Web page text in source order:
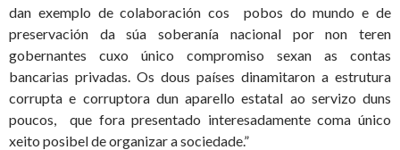
dan exemplo de colaboración cos pobos do mundo e de
preservación da súa soberanía nacional por non teren
gobernantes cuxo único compromiso sexan as contas
bancarias privadas. Os dous países dinamitaron a estrutura
corrupta e corruptora dun aparello estatal ao servizo duns
poucos, que fora presentado interesadamente coma único
xeito posibel de organizar a sociedade.”